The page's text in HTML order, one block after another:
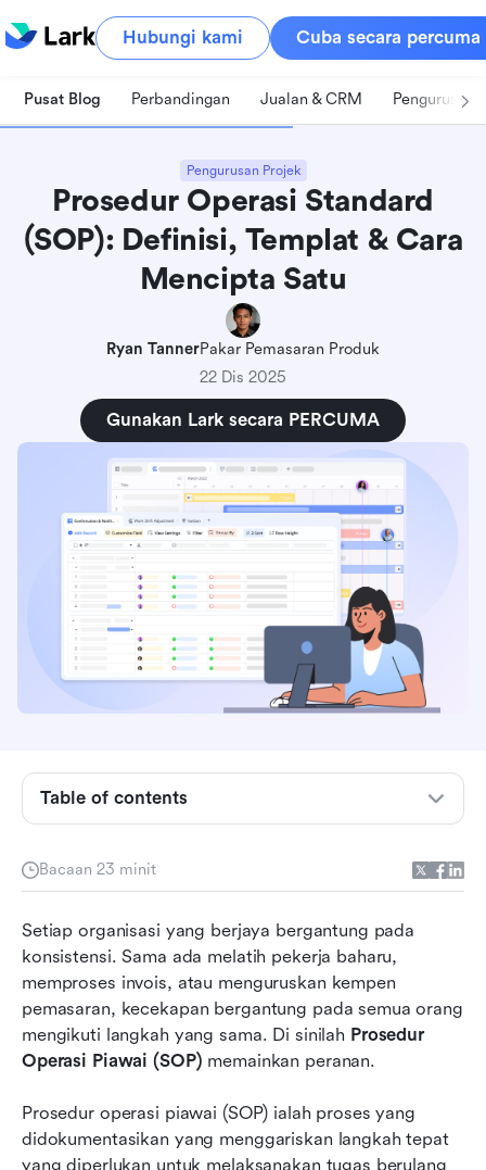
Hubungi kami Cuba secara percuma
Pusat Blog Perbandingan Jualan & CRM Pengurusan
Pengurusan Projek
Prosedur Operasi Standard
(SOP): Definisi, Templat & Cara
Mencipta Satu
Ryan TannerPakar Pemasaran Produk
22 Dis 2025
Gunakan Lark secara PERCUMA
Bacaan 23 minit
Setiap organisasi yang berjaya bergantung pada
konsistensi. Sama ada melatih pekerja baharu,
memproses invois, atau menguruskan kempen
pemasaran, kecekapan bergantung pada semua orang
mengikuti langkah yang sama. Di sinilah Prosedur
Operasi Piawai (SOP) memainkan peranan.
Prosedur operasi piawai (SOP) ialah proses yang
didokumentasikan yang menggariskan langkah tepat
yang diperlukan untuk melaksanakan tugas berulang
Table of contents
Apakah prosedur operasi standard (SOP)?
Jenis SOP
Cuba SOP sendiri: Cipta, kongsi, dan
automasikan SOP dalam Lark
Faedah mengurus SOP dalam Lark
Kesimpulan
Soalan Lazim